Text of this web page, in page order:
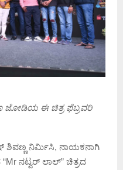
ಜೋಡಿಯ ಈ ಚಿತ್ರ ಫೆಬ್ರವರಿ
ಶಿವಣ್ಣ ನಿರ್ಮಿಸಿ, ನಾಯಕನಾಗಿ
ನಟ್ವರ್ ಲಾಲ್” ಚಿತ್ರದ